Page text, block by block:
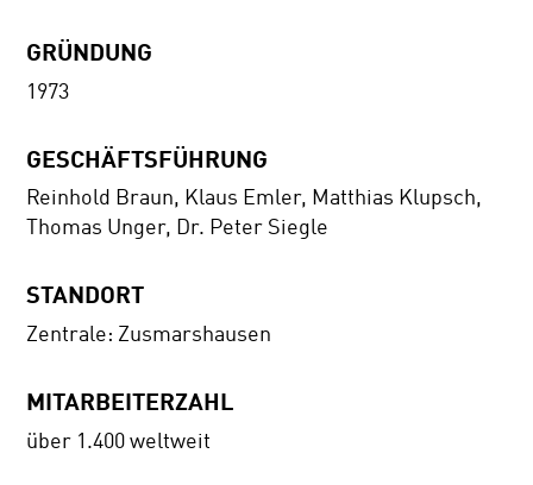
GRÜNDUNG
1973
GESCHÄFTSFÜHRUNG
Reinhold Braun, Klaus Emler, Matthias Klupsch,
Thomas Unger, Dr. Peter Siegle
STANDORT
Zentrale: Zusmarshausen
MITARBEITERZAHL
über 1.400 weltweit